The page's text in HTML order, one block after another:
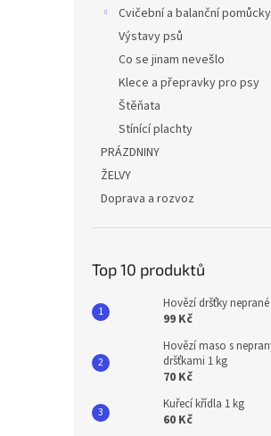
Cvičební a balanční pomůcky
Výstavy psů
Co se jinam nevešlo
Klece a přepravky pro psy
Štěňata
Stínící plachty
PRÁZDNINY
ŽELVY
Doprava a rozvoz
Top 10 produktů
Hovězí dršťky
99 Kč
Hovězí maso s
dršťkami 1 kg
70 Kč
Kuřecí křídla 1 kg
60 Kč